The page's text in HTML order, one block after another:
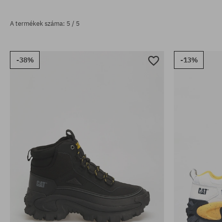
A termékek száma: 5 / 5
-38% -13%